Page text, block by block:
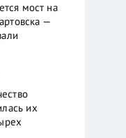
мост на
—
их